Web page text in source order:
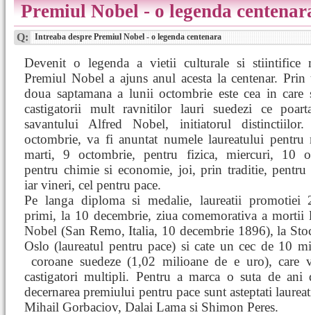
Premiul Nobel - o legenda
Q: Intreaba despre Premiul Nobel - o legenda centenara
Devenit o legenda a vietii culturale si stiintifice
Premiul Nobel a ajuns anul acesta la centenar. Prin
doua saptamana a lunii octombrie este cea in care
castigatorii mult ravnitilor lauri suedezi ce
savantului Alfred Nobel, initiatorul
octombrie, va fi anuntat numele laureatului pentru
marti, 9 octombrie, pentru fizica, miercuri, 10
pentru chimie si economie, joi, prin traditie, pentru
iar vineri, cel pentru pace.
Pe langa diploma si medalie, laureatii promotiei
primi, la 10 decembrie, ziua comemorativa a
Nobel (San Remo, Italia, 10 decembrie 1896), la
Oslo (laureatul pentru pace) si cate un cec de 10
coroane suedeze (1,02 milioane de e uro), care
castigatori multipli. Pentru a marca o suta de
decernarea premiului pentru pace sunt asteptati
Mihail Gorbaciov, Dalai Lama si Shimon Peres.